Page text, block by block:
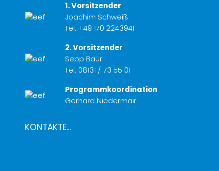
1. Vorsitzender
Joachim Schweiß
Tel: +49 170 2243941
2. Vorsitzender
Sepp Baur
Tel: 08131 / 73 55 01
Programmkoordination
Gerhard Niedermair
KONTAKTE...